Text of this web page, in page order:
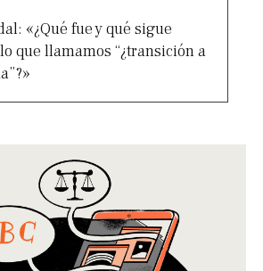
«¿Qué fue y qué sigue
que llamamos “¿transición a